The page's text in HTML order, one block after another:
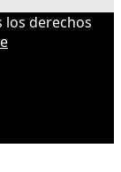
los derechos